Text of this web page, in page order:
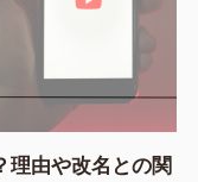
理由や改名との関